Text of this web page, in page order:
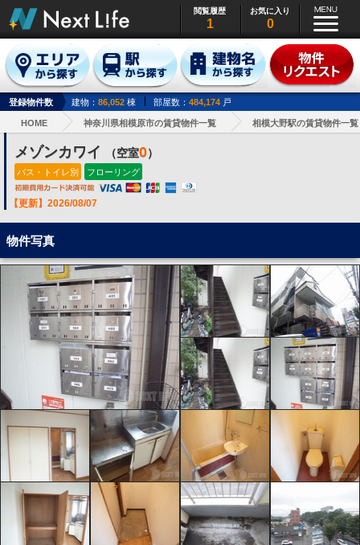
閲覧履歴
1
お気に入り
0
登録物件数 建物： 86,052 棟 部屋数： 484,174 戸
HOME 神奈川県相模原市の賃貸物件一覧 相模大野駅の賃貸物件一覧
メゾンカワイ （空室0）
バス・トイレ別 フローリング
【更新】2026/08/07
物件写真